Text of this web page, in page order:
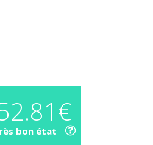
bon état